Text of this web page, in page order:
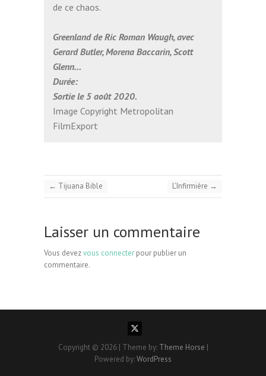
de ce chaos.
Greenland de Ric Roman Waugh, avec
Gerard Butler, Morena Baccarin, Scott
Glenn…
Durée:
Sortie le 5 août 2020.
Image Copyright Metropolitan
FilmExport
← Tijuana Bible L’Infirmière →
Laisser un commentaire
Vous devezvous connecter pour publier un
commentaire.
Copyright © 2026 | Theme by: Theme Horse |
Powered by:WordPress